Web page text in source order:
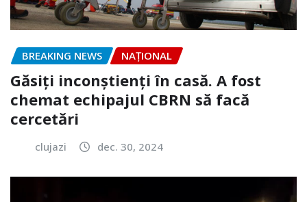
BREAKING NEWS NAŢIONAL
Găsiți inconștienți în casă. A fost
chemat echipajul CBRN să facă
cercetări
clujazi dec. 30, 2024